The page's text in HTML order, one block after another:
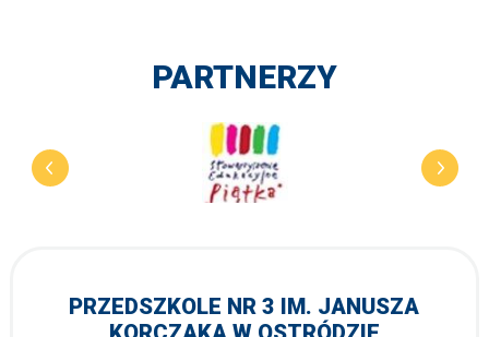
PARTNERZY
PRZEDSZKOLE NR 3 IM. JANUSZA